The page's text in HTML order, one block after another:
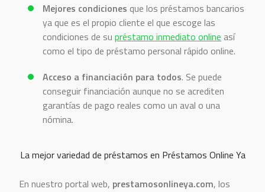
Mejores condiciones que los préstamos bancarios
ya que es el propio cliente el que escoge las
condiciones de su préstamo inmediato online así
como el tipo de préstamo personal rápido online.
Acceso a financiación para todos. Se puede
conseguir financiación aunque no se acrediten
garantías de pago reales como un aval o una
nómina.
La mejor variedad de préstamos en Préstamos Online Ya
En nuestro portal web, prestamosonlineya.com, los